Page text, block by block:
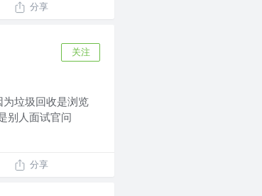
分享
关注
垃圾回收是浏览
别人面试官问
分享